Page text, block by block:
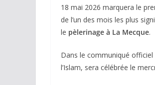
18 mai 2026 marquera le
de l’un des mois les plus
le pèlerinage à La Mecque.
Dans le communiqué officiel
l’Islam, sera célébrée le